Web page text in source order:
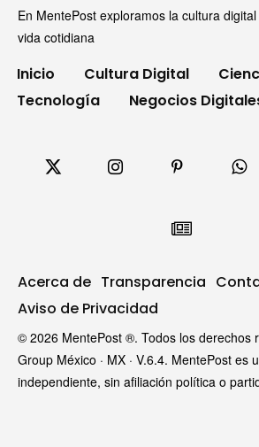
En MentePost exploramos la cultura
vida cotidiana
Inicio Cultura Digital
Tecnología
Negocios
Acerca de Transparencia
Aviso de Privacidad
© 2026 MentePost ®. Todos los derechos
Group México · MX · V.6.4. MentePost es
independiente, sin afiliación política o